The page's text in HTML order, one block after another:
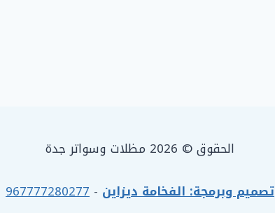
الحقوق © 2026 مظلات وسواتر جدة
تصميم وبرمجة: الفخامة ديزاين -
967777280277